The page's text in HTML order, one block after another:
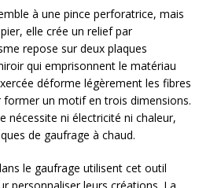
à une pince perforatrice, mais
elle crée un relief par
repose sur deux plaques
qui emprisonnent le matériau
déforme légèrement les fibres
former un motif en trois dimensions.
nécessite ni électricité ni chaleur,
de gaufrage à chaud.
le gaufrage utilisent cet outil
personnaliser leurs créations. La